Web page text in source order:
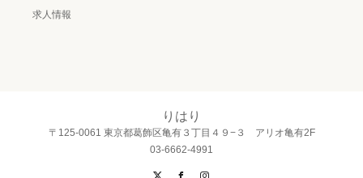
求人情報
りはり
〒125-0061 東京都葛飾区亀有３丁目４９−３ アリオ亀有2F
03-6662-4991
Facebook